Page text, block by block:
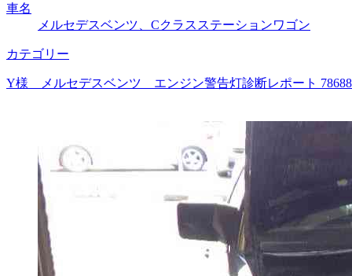
車名
メルセデスベンツ、Cクラスステーションワゴン
カテゴリー
Y様 メルセデスベンツ エンジン警告灯診断レポート